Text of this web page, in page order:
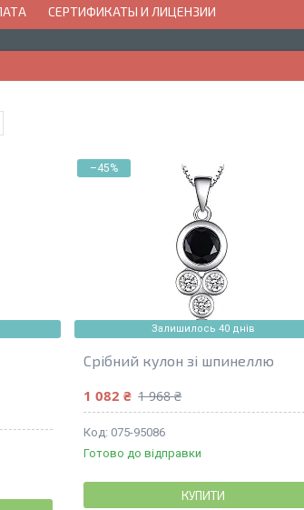
СЕРТИФИКАТЫ И ЛИЦЕНЗИИ
–45%
Залишилось 40 днів
Срібний кулон зі шпинеллю
1 082 ₴ 1 968 ₴
075-95086
Готово до відправки
КУПИТИ